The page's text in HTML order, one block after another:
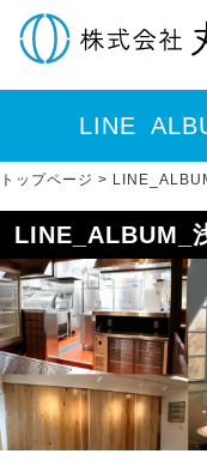
トップページ >
LINE_ALBUM_